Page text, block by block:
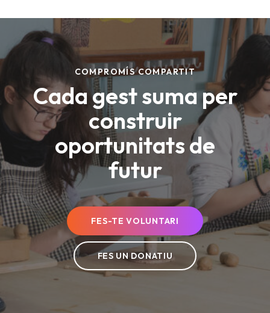
COMPROMÍS COMPARTIT
Cada gest suma per
construir
oportunitats de
futur
FES-TE VOLUNTARI
FES UN DONATIU